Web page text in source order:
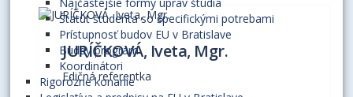
Štatút študenta so špecifickými potrebami
Prístupnosť budov EU v Bratislave
Buddy program
Koordinátori
Rigorózne konanie
JURÍČKOVÁ, Iveta, Mgr.
Edičná referentka